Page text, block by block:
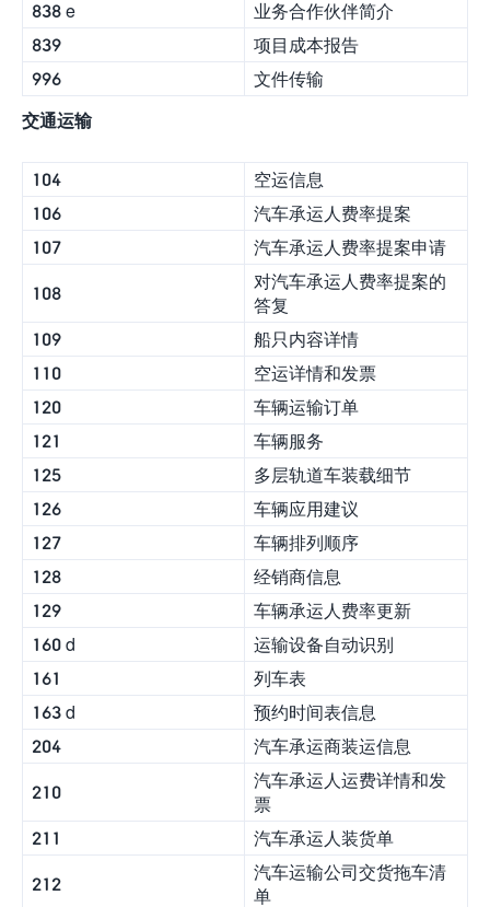
838 e
业务合作伙伴简介
839
项目成本报告
996
文件传输
交通运输
104
空运信息
106
汽车承运人费率提案
107
汽车承运人费率提案申请
108
对汽车承运人费率提案的
答复
109
船只内容详情
110
空运详情和发票
120
车辆运输订单
121
车辆服务
125
多层轨道车装载细节
126
车辆应用建议
127
车辆排列顺序
128
经销商信息
129
车辆承运人费率更新
160 d
运输设备自动识别
161
列车表
163 d
预约时间表信息
204
汽车承运商装运信息
210
汽车承运人运费详情和发
票
211
汽车承运人装货单
212
汽车运输公司交货拖车清
单